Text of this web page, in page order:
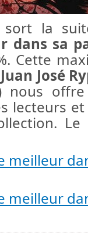
sort la
dans sa
Cette
Juan José
nous
lecteurs
Le
meilleur
meilleur